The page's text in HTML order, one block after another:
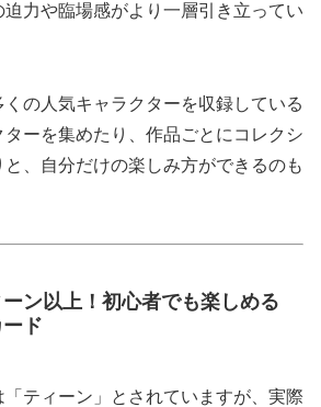
力や臨場感がより一層引き立ってい
の人気キャラクターを収録している
ーを集めたり、作品ごとにコレクシ
と、自分だけの楽しみ方ができるのも
ン以上！初心者でも楽しめる
ド
ティーン」とされていますが、実際